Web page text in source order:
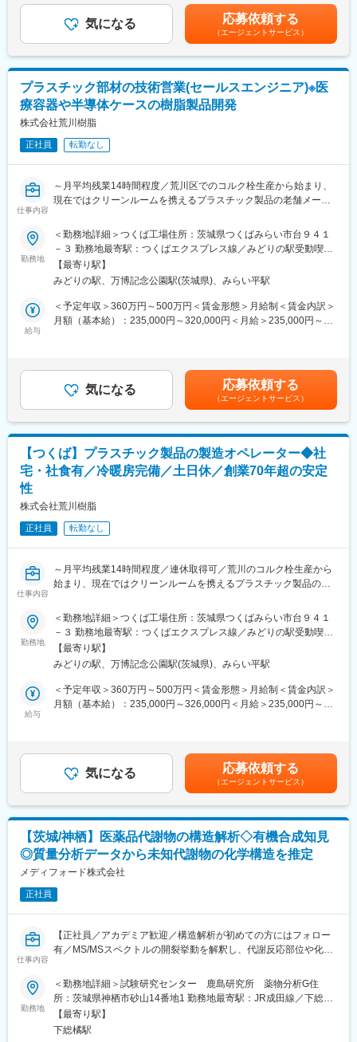
献性も高く、今後の高齢化社会において成長が見込める成長産業
です。 また、病院や介護施設の業務軽減に貢献する事で、患者
様、利用者様へのサービス向上に直結する為、大変やりがいのあ
■キャリアアップについて：
本人の頑張りを昇給、昇格にて評価される制度が御座います。ま
た、事業拡大に伴い、新規の営業所も出店しており、営業所長や
エリアを管理する責任者などのポストがある為、早期のキャリア
アップが見込めます。 ※実際に入社4年前後で所長になった中途入
社の方もいらっしゃいます。
■会社情報：
当社は入院中に必要となるアメニティ(パジャマ・タオル・日用
品）をレンタルするアメニティサポートシステムを提供している
レンタルだけでなく、病院・介護施設内での申込の受付業務から
ご利用者への提供・回収・請求まで全て弊社で受け持っておりま
す。そのため医療・介護施設の業務負担の軽減もでき多くのメリ
ットがあります。拠点は北海道から九州まで展開し、毎年増収・
変更の範囲：会社の定める業務
無＞有＜残業手当＞有＜給与補足＞※経験・能力・前職の給与など
を考慮するため上下する可能性があります・評価：年2回（4月・
10月/売上実績だけでなく取り組み姿勢や提案プロセスなどの定性
評価も重視）・年収例：370-480万円(主任/入社2-3年)⇒420-550
万円(係長/入社3-5年)賃金はあくまでも目安の金額であり、選考を
通じて上下する可能性があります。月給(月額)は固定手当を含めた
表記です。
気になる 応募依頼する
（エージェントサービス）
プラスチック部材の技術営業(セールスエンジニア)※医
療容器や半導体ケースの樹脂製品開発
株式会社荒川樹脂
正社員 転勤なし
仕事内容
～月平均残業14時間程度／荒川区でのコルク栓生産から始まり、
現在ではクリーンルームを携えるプラスチック製品の老舗メーカ
■業務内容：
顧客からのニーズに対して、技術的な側面を踏まえ提案していた
だきます。新製品開発のための顧客ヒアリング、開発への橋渡し
の役割を担っていただきます。開発への依頼の際、プラスチック
射出成形、同金型の知識があればスムーズに仕事が運ぶため、経
験や知見をお持ちの方がご活躍いただけます。
具体的には以下の業務を行っていただきます。
・顧客からの受注業務、納期調整、クレーム対応
■組織構成
営業課は3名（営業2名、事務1名）、開発課は3名です。
■キャリアパス
も可能です。
同社は、プラスチック射出成形品の製造、開発、転売、主に医療
関連器材及び半導体関連容器を生産しています。製造体制として
工に至るまで、自社工場内の最新設備で行っています。品質管理
体制を充実させ、測定機器を使った精密な検査を実施しており、
高品質な製品を安定的に顧客へ届けています。また、衛生面では
クリーンルーム・滅菌装置等を整備し、ＧＭＰに対応した新工場
勤務地
＜勤務地詳細＞つくば工場住所：茨城県つくばみらい市台９４１
－３ 勤務地最寄駅：つくばエクスプレス線／みどりの駅受動喫煙
対策：屋内全面禁煙
【最寄り駅】
みどりの駅、万博記念公園駅(茨城県)、みらい平駅
給与
＜予定年収＞360万円～500万円＜賃金形態＞月給制＜賃金内訳＞
月額（基本給）：235,000円～320,000円＜月給＞235,000円～
気になる 応募依頼する
（エージェントサービス）
【つくば】プラスチック製品の製造オペレーター◆社
宅・社食有／冷暖房完備／土日休／創業70年超の安定
性
株式会社荒川樹脂
正社員 転勤なし
仕事内容
～月平均残業14時間程度／連休取得可／荒川のコルク栓生産から
始まり、現在ではクリーンルームを携えるプラスチック製品の老
■業務内容：
当社では、医療関連機材や半導体関連製品など、参入障壁の高い
製品を扱っています。そのうち、医療用プラスチック成形品の製
造、周辺機器の保守をご担当いただきます。
大方の作業は機械が自動的に実施してくれますのでオペレーター
の作業は数値の調整等機械操作となります。
■働く環境
・クリーンルームでの作業となりますため、冷暖房完備で快適な
時30分～8時30分での交代勤務となります。
また夕勤・夜勤（深夜割増時間帯を含む勤務）を行った場合、深
夜割増時間帯の賃金割増分のほか、別途夕夜勤手当3,000円/1日が
支給されます。
・土日はお休みとなります。
会社カレンダーによりますが、大型連休・夏季休暇は連休取得が
可能なことが多いです。
■組織構成
ります。
徒歩圏内に第二工場・第三工場もあり、工場間での連携も多くご
ざいます。
各工場には社員食堂も完備されており働きやすい環境です。
勤務地
＜勤務地詳細＞つくば工場住所：茨城県つくばみらい市台９４１
－３ 勤務地最寄駅：つくばエクスプレス線／みどりの駅受動喫煙
対策：屋内全面禁煙変更の範囲：会社の定める事業所
【最寄り駅】
みどりの駅、万博記念公園駅(茨城県)、みらい平駅
給与
＜予定年収＞360万円～500万円＜賃金形態＞月給制＜賃金内訳＞
月額（基本給）：235,000円～326,000円＜月給＞235,000円～
気になる 応募依頼する
（エージェントサービス）
【茨城/神栖】医薬品代謝物の構造解析◇有機合成知見
◎質量分析データから未知代謝物の化学構造を推定
メディフォード株式会社
正社員
仕事内容
【正社員／アカデミア歓迎／構造解析が初めての方にはフォロー
有／MS/MSスペクトルの開裂挙動を解釈し、代謝反応部位や化学
■職務内容：
製薬企業、バイオベンチャーおよびアカデミアから受託した医薬
品開発プロジェクトにおいて、生体試料中の医薬品代謝物の構造
解析業務をご担当いただきます。
勤務地
＜勤務地詳細＞試験研究センター 鹿島研究所 薬物分析G住
所：茨城県神栖市砂山14番地1 勤務地最寄駅：JR成田線／下総橘
駅受動喫煙対策：屋内喫煙可能場所あり変更の範囲：会社の定め
る事業所
【最寄り駅】
下総橘駅